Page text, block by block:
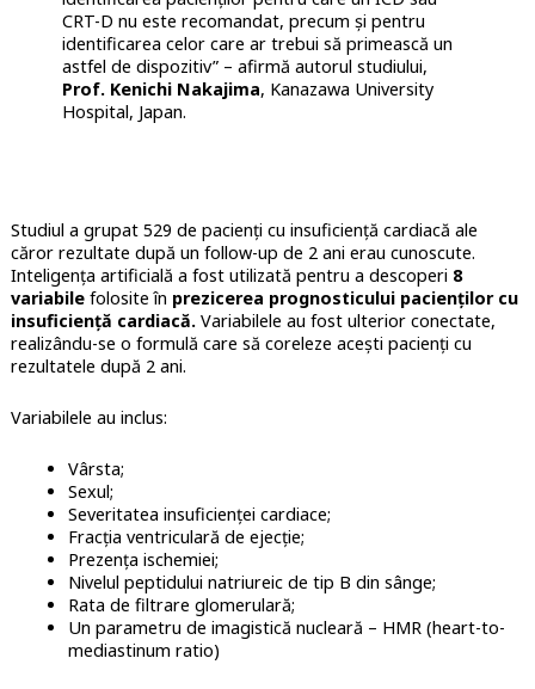
CRT-D nu este recomandat, precum și pentru
identificarea celor care ar trebui să primească un
astfel de dispozitiv” – afirmă autorul studiului,
Prof. Kenichi Nakajima, Kanazawa University
Hospital, Japan.
Studiul a grupat 529 de pacienți cu insuficiență cardiacă ale
căror rezultate după un follow-up de 2 ani erau cunoscute.
Inteligența artificială a fost utilizată pentru a descoperi 8
variabilefolosite în prezicerea prognosticului pacienților cu
insuficiență cardiacă.Variabilele au fost ulterior conectate,
realizându-se o formulă care să coreleze acești pacienți cu
rezultatele după 2 ani.
Variabilele au inclus:
Vârsta;
Sexul;
Severitatea insuficienței cardiace;
Fracția ventriculară de ejecție;
Prezența ischemiei;
Nivelul peptidului natriureic de tip B din sânge;
Rata de filtrare glomerulară;
Un parametru de imagistică nucleară – HMR (heart-to-
mediastinum ratio)